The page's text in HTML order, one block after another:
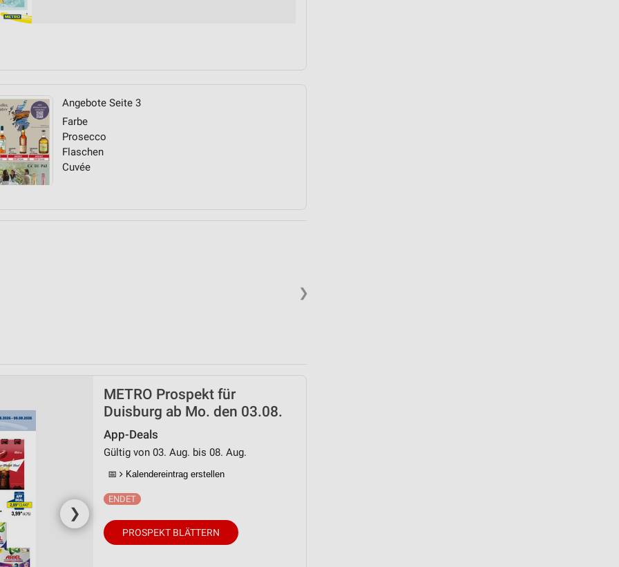
Angebote Seite 3
Farbe
Prosecco
Flaschen
Cuvée
❯
❯
METRO Prospekt für
Duisburg ab Mo. den 03.08.
App-Deals
Gültig von 03. Aug. bis 08. Aug.
📅 Kalendereintrag erstellen
PROSPEKT BLÄTTERN